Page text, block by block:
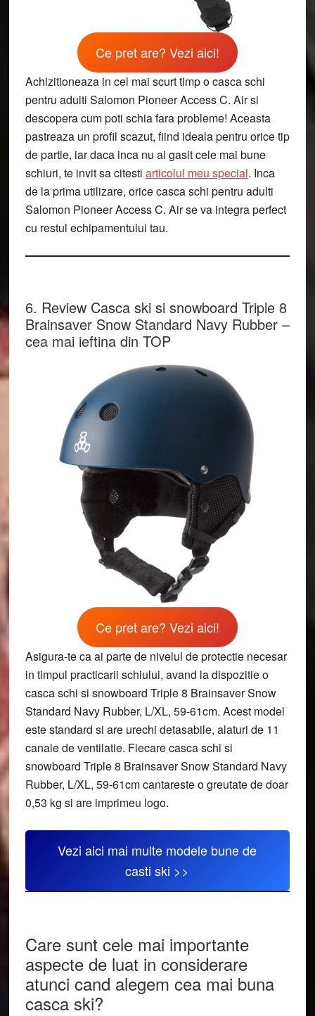
Ce pret are? Vezi aici!
Achizitioneaza in cel mai scurt timp o casca schi
pentru adulti Salomon Pioneer Access C. Air si
descopera cum poti schia fara probleme! Aceasta
pastreaza un profil scazut, fiind ideala pentru orice tip
de partie, iar daca inca nu ai gasit cele mai bune
schiuri, te invit sa citesti articolul meu special. Inca
de la prima utilizare, orice casca schi pentru adulti
Salomon Pioneer Access C. Air se va integra perfect
cu restul echipamentului tau.
6. Review Casca ski si snowboard Triple 8
Brainsaver Snow Standard Navy Rubber –
cea mai ieftina din TOP
Ce pret are? Vezi aici!
Asigura-te ca ai parte de nivelul de protectie necesar
in timpul practicarii schiului, avand la dispozitie o
casca schi si snowboard Triple 8 Brainsaver Snow
Standard Navy Rubber, L/XL, 59-61cm. Acest model
este standard si are urechi detasabile, alaturi de 11
canale de ventilatie. Fiecare casca schi si
snowboard Triple 8 Brainsaver Snow Standard Navy
Rubber, L/XL, 59-61cm cantareste o greutate de doar
0,53 kg si are imprimeu logo.
Vezi aici mai multe modele bune de
casti ski >>
Care sunt cele mai importante
aspecte de luat in considerare
atunci cand alegem cea mai buna
casca ski?